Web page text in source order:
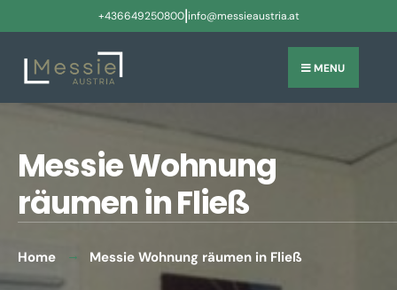
+436649250800|info@messieaustria.at
MENU
Messie Wohnung
räumen in Fließ
Home Messie Wohnung räumen in Fließ